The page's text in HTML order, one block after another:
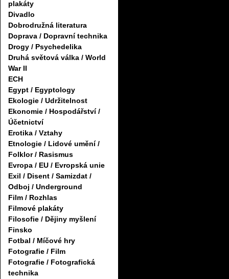
plakáty
Divadlo
Dobrodružná literatura
Doprava / Dopravní technika
Drogy / Psychedelika
Druhá světová válka / World
War II
ECH
Egypt / Egyptology
Ekologie / Udržitelnost
Ekonomie / Hospodářství /
Účetnictví
Erotika / Vztahy
Etnologie / Lidové umění /
Folklor / Rasismus
Evropa / EU / Evropská unie
Exil / Disent / Samizdat /
Odboj / Underground
Film / Rozhlas
Filmové plakáty
Filosofie / Dějiny myšlení
Finsko
Fotbal / Míčové hry
Fotografie / Film
Fotografie / Fotografická
technika